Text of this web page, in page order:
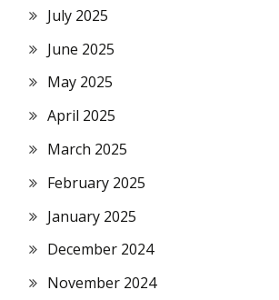
July 2025
June 2025
May 2025
April 2025
March 2025
February 2025
January 2025
December 2024
November 2024